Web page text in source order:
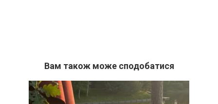
Вам також може сподобатися